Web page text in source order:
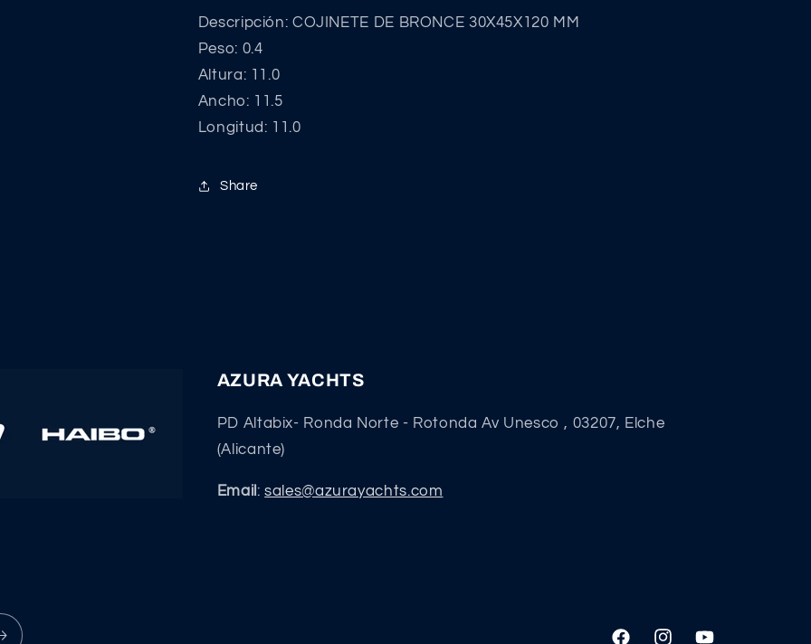
Descripción: COJINETE DE BRONCE 30X45X120 MM
Peso: 0.4
Altura: 11.0
Ancho: 11.5
Longitud: 11.0
Share
AZURA YACHTS
PD Altabix- Ronda Norte - Rotonda Av Unesco , 03207, Elche
(Alicante)
Email :sales@azurayachts.com